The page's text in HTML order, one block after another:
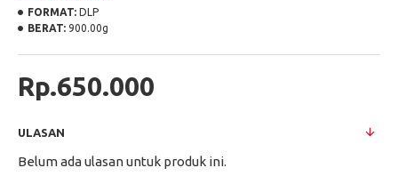
Rp.650.000
FORMAT: DLP
BERAT: 900.00g
ULASAN
Belum ada ulasan untuk produk ini.